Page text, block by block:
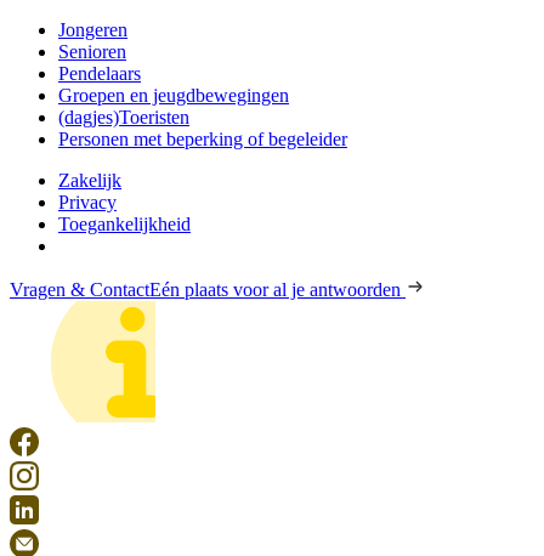
Jongeren
Senioren
Pendelaars
Groepen en jeugdbewegingen
(dagjes)Toeristen
Personen met beperking of begeleider
Zakelijk
Privacy
Toegankelijkheid
Vragen & ContactEén plaats voor al je antwoorden